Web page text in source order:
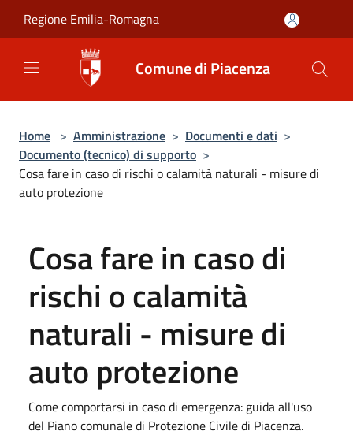
Regione Emilia-Romagna
Comune di Piacenza
Home > Amministrazione > Documenti e dati >
Documento (tecnico) di supporto >
Cosa fare in caso di rischi o calamità naturali - misure di
auto protezione
Cosa fare in caso di
rischi o calamità
naturali - misure di
auto protezione
Come comportarsi in caso di emergenza: guida all'uso
del Piano comunale di Protezione Civile di Piacenza.